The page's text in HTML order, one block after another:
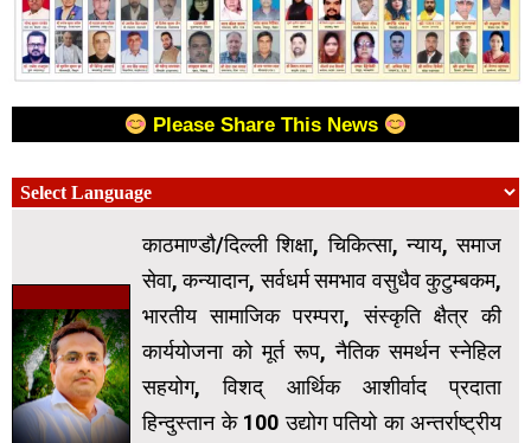
Please Share This News
काठमाण्डौ/दिल्ली शिक्षा, चिकित्सा, न्याय, समाज
सेवा, कन्यादान, सर्वधर्म समभाव वसुधैव कुटुम्बकम,
भारतीय सामाजिक परम्परा, संस्कृति क्षैत्र की
कार्ययोजना को मूर्त रूप, नैतिक समर्थन स्नेहिल
सहयोग, विशद् आर्थिक आशीर्वाद प्रदाता
हिन्दुस्तान के 100 उद्योग पतियो का अन्तर्राष्ट्रीय